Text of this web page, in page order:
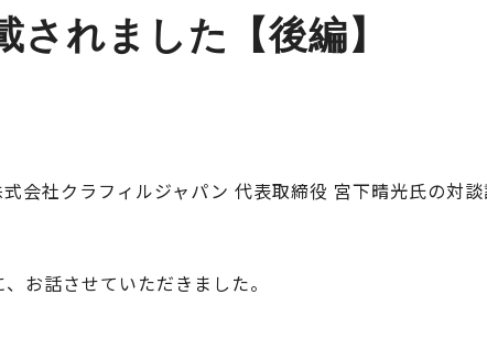
れました【後編】
会社クラフィルジャパン 代表取締役 宮下晴光氏の対
お話させていただきました。